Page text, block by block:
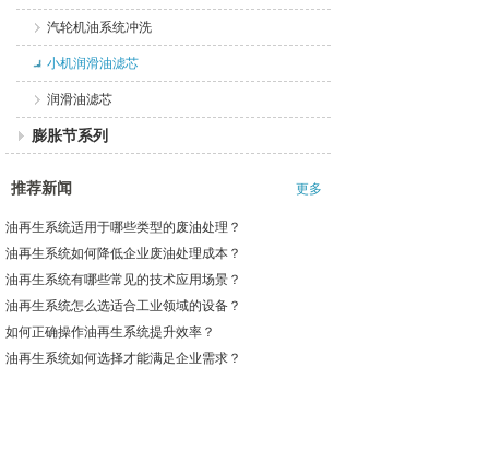
汽轮机油系统冲洗
小机润滑油滤芯
润滑油滤芯
膨胀节系列
推荐新闻 更多
油再生系统适用于哪些类型的废油处理？
油再生系统如何降低企业废油处理成本？
油再生系统有哪些常见的技术应用场景？
油再生系统怎么选适合工业领域的设备？
如何正确操作油再生系统提升效率？
油再生系统如何选择才能满足企业需求？